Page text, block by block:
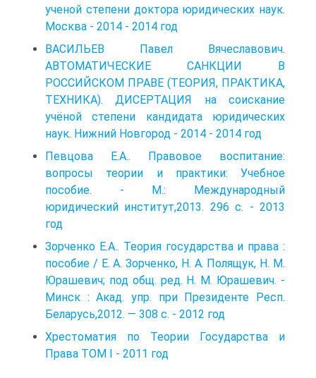
ученой степени доктора юридических наук.
Москва - 2014 - 2014 год
ВАСИЛЬЕВ Павел Вячеславович.
АВТОМАТИЧЕСКИЕ САНКЦИИ В
РОССИЙСКОМ ПРАВЕ (ТЕОРИЯ, ПРАКТИКА,
ТЕХНИКА). ДИСЕРТАЦИЯ на соискание
учёной степени кандидата юридических
наук. Нижний Новгород - 2014 - 2014 год
Певцова Е.А.. Правовое воспитание:
вопросы теории и практики: Учебное
пособие. - М.: Международный
юридический институт,2013. 296 с. - 2013
год
Зорченко Е.А.. Теория государства и права :
пособие / Е. А. Зорченко, Н. А. Полящук, Н. М.
Юрашевич; под общ. ред. Н. М. Юрашевич. -
Минск : Акад. упр. при Президенте Респ.
Беларусь,2012. — 308 с. - 2012 год
Хрестоматия по Теории Государства и
Права ТОМ I - 2011 год